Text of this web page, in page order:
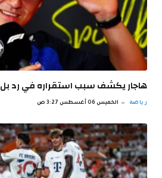
هاجار يكشف سبب استقراره في رد بل
رياضة الخميس 06 أغسطس 3:27 ص